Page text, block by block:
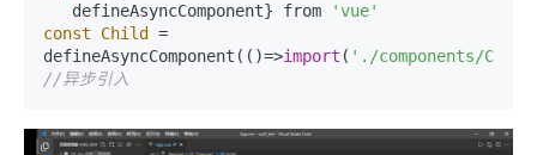
   defineAsyncComponent} from
'vue'
const
Child
=
defineAsyncComponent(()=>import ( './components/
//异步引入